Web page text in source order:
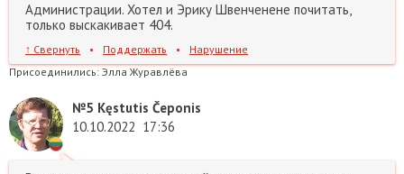
Администрации. Хотел и Эрику Швенченене почитать,
только выскакивает 404.
↑ Свернуть • Поддержать •
Нарушение
Присоединились: Элла Журавлёва
№5 Kęstutis Čeponis
10.10.2022 17:36